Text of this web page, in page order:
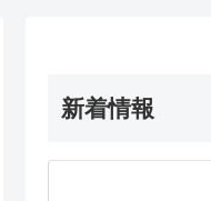
新着情報